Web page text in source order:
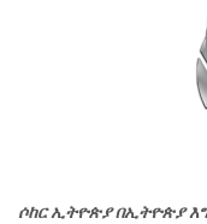
ሶከር ኢትዮጵያ በኢትዮጵያ